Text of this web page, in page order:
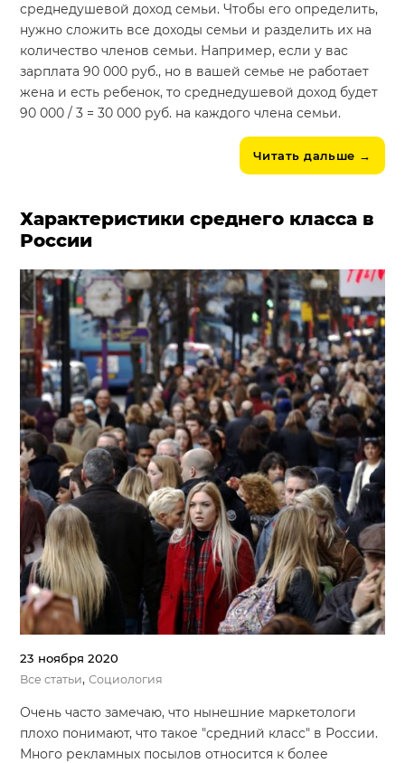
среднедушевой доход семьи. Чтобы его определить,
нужно сложить все доходы семьи и разделить их на
количество членов семьи. Например, если у вас
зарплата 90 000 руб., но в вашей семье не работает
жена и есть ребенок, то среднедушевой доход будет
90 000 / 3 = 30 000 руб. на каждого члена семьи.
Читать дальше →
Характеристики среднего класса в
России
23 ноября 2020
Все статьи,Социология
Очень часто замечаю, что нынешние маркетологи
плохо понимают, что такое "средний класс" в России.
Много рекламных посылов относится к более